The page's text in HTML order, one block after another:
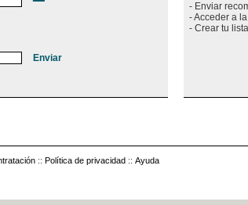
- Enviar
- Acceder a
:: Política de privacidad :: Ayuda